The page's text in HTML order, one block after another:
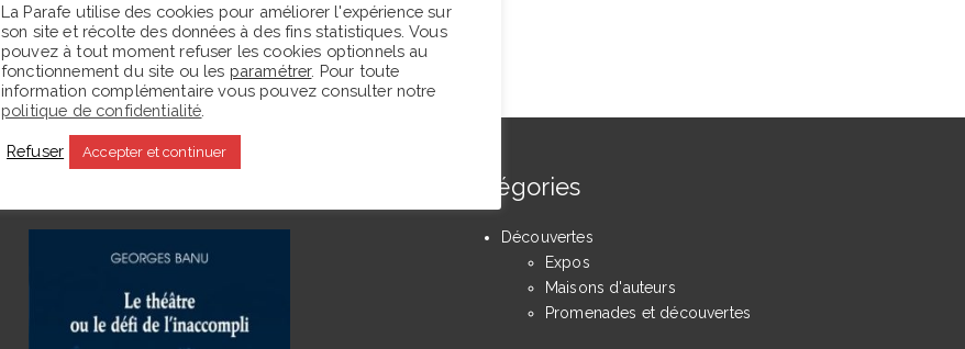
Catégories
Découvertes
Expos
Maisons d'auteurs
Promenades et découvertes
La Parafe utilise des cookies pour améliorer l'expérience sur
son site et récolte des données à des fins statistiques. Vous
pouvez à tout moment refuser les cookies optionnels au
fonctionnement du site ou les paramétrer. Pour toute
information complémentaire vous pouvez consulter notre
politique de confidentialité
Refuser Accepter et continuer